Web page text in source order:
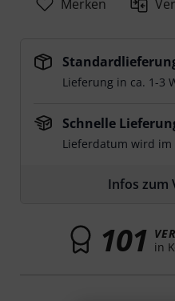
Merken
Lieferung in ca. 1-3
Schnelle
Lieferdatum wird im
Infos zum
101 in